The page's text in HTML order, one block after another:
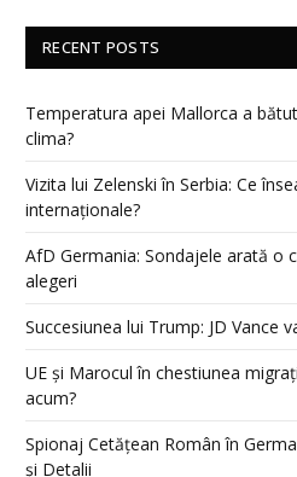
RECENT POSTS
Temperatura apei Mallorca a
clima?
Vizita lui Zelenski în Serbia: Ce
internaționale?
AfD Germania: Sondajele arată o
alegeri
Succesiunea lui Trump: JD Vance
UE și Marocul în chestiunea
acum?
Spionaj Cetățean Român în
și Detalii